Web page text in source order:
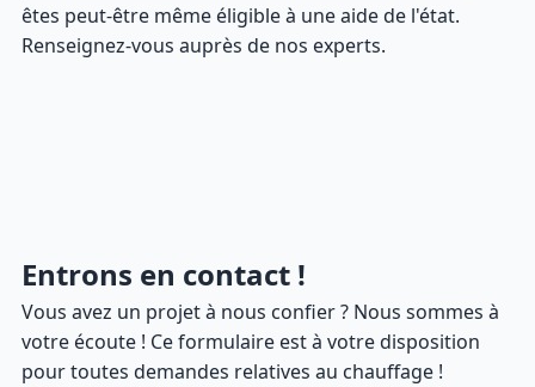
êtes peut-être même éligible à une aide de l'état.
Renseignez-vous auprès de nos experts.
Entrons en contact !
Vous avez un projet à nous confier ? Nous sommes à
votre écoute ! Ce formulaire est à votre disposition
pour toutes demandes relatives au chauffage !